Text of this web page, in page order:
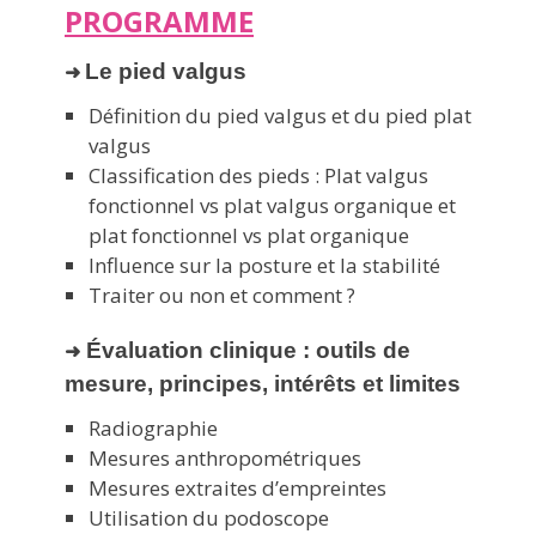
PROGRAMME
➜ Le pied valgus
Définition du pied valgus et du pied plat
valgus
Classification des pieds : Plat valgus
fonctionnel vs plat valgus organique et
plat fonctionnel vs plat organique
Influence sur la posture et la stabilité
Traiter ou non et comment ?
➜ Évaluation clinique : outils de
mesure, principes, intérêts et limites
Radiographie
Mesures anthropométriques
Mesures extraites d’empreintes
Utilisation du podoscope